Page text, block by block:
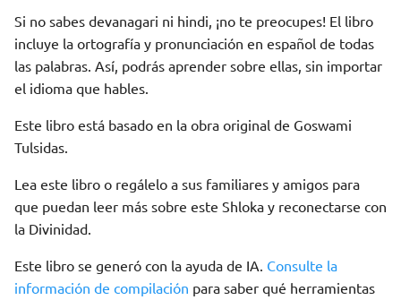
Si no sabes devanagari ni hindi, ¡no te preocupes! El libro
incluye la ortografía y pronunciación en español de todas
las palabras. Así, podrás aprender sobre ellas, sin importar
el idioma que hables.
Este libro está basado en la obra original de Goswami
Tulsidas.
Lea este libro o regálelo a sus familiares y amigos para
que puedan leer más sobre este Shloka y reconectarse con
la Divinidad.
Este libro se generó con la ayuda de IA. Consulte la
información de compilación para saber qué herramientas